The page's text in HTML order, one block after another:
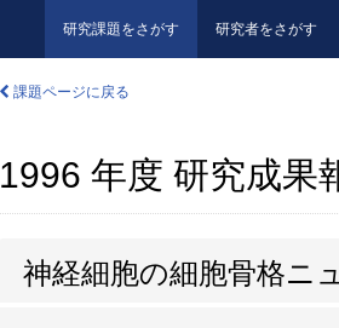
研究課題をさがす 研究者をさがす
課題ページに戻る
1996 年度 研究成果
神経細胞の細胞骨格ニ